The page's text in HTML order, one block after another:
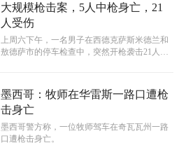
大规模枪击案，5人中枪身亡，21
人受伤
上周六下午，一名男子在西德克萨斯米德兰和
敖德萨市的停车检查中，突然开枪袭击21人。
墨西哥：牧师在华雷斯一路口遭枪
击身亡
墨西哥警方称，一位牧师驾车在奇瓦瓦州一路
口遭枪击身亡。